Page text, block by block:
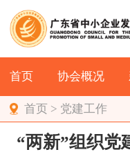
首页 协会概况
首页 > 党建工作
“两新”组织党